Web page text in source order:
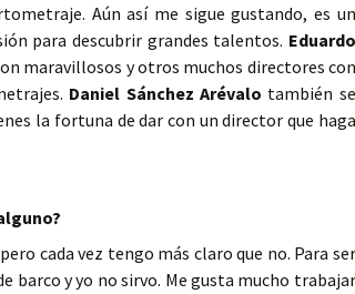
Aún así me sigue gustando, es un
para descubrir grandes talentos. Eduardo
maravillosos y otros muchos directores con
Daniel Sánchez Arévalo también se
la fortuna de dar con un director que haga
cada vez tengo más claro que no. Para ser
barco y yo no sirvo. Me gusta mucho trabajar